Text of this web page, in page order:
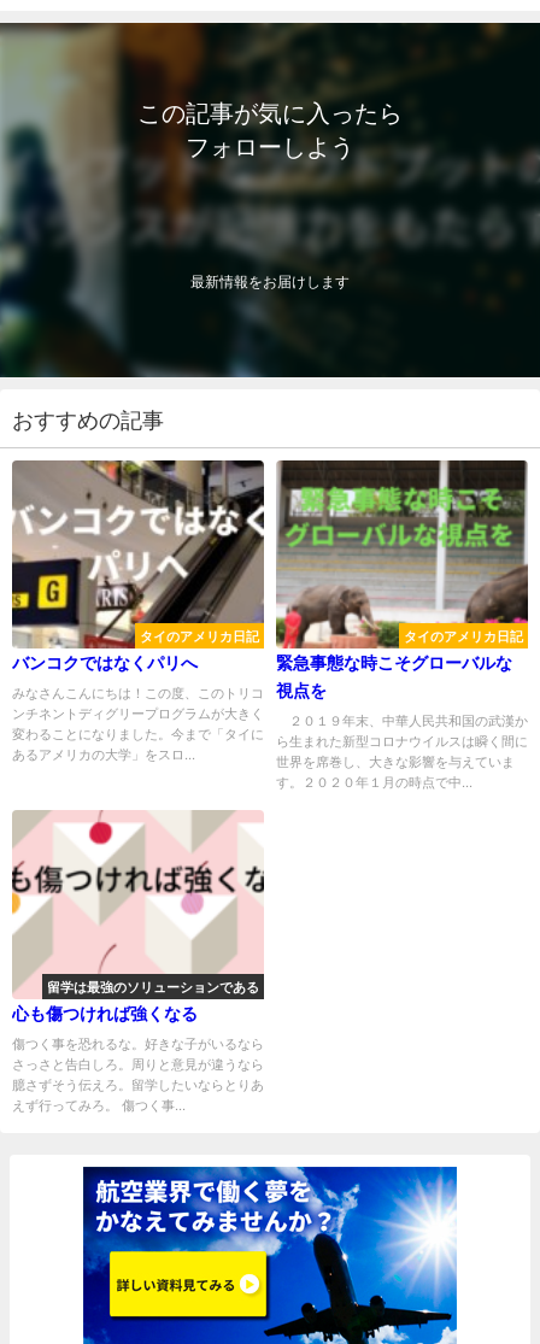
この記事が気に入ったら
フォローしよう
最新情報をお届けします
おすすめの記事
タイのアメリカ日記
バンコクではなくパリへ
みなさんこんにちは！この度、このトリコ
ンチネントディグリープログラムが大きく
変わることになりました。今まで「タイに
あるアメリカの大学」をスロ...
タイのアメリカ日記
緊急事態な時こそグローバルな
視点を
２０１９年末、中華人民共和国の武漢か
ら生まれた新型コロナウイルスは瞬く間に
世界を席巻し、大きな影響を与えていま
す。２０２０年１月の時点で中...
留学は最強のソリューションである
心も傷つければ強くなる
傷つく事を恐れるな。好きな子がいるなら
さっさと告白しろ。周りと意見が違うなら
臆さずそう伝えろ。留学したいならとりあ
えず行ってみろ。 傷つく事...